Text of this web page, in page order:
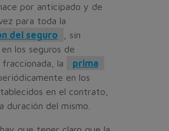
por anticipado y de
para toda la
del seguro
, sin
los seguros de
fraccionada, la
prima
en los
en el contrato,
duración del mismo.